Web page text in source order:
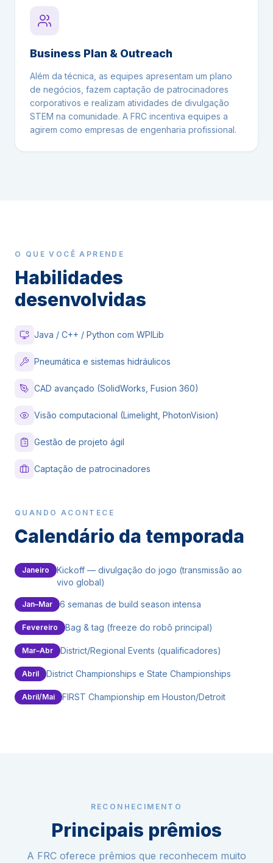
Business Plan & Outreach
Além da técnica, as equipes apresentam um plano
de negócios, fazem captação de patrocinadores
corporativos e realizam atividades de divulgação
STEM na comunidade. A FRC incentiva equipes a
agirem como empresas de engenharia profissional.
O QUE VOCÊ APRENDE
Habilidades
desenvolvidas
Java / C++ / Python com WPILib
Pneumática e sistemas hidráulicos
CAD avançado (SolidWorks, Fusion 360)
Visão computacional (Limelight, PhotonVision)
Gestão de projeto ágil
Captação de patrocinadores
QUANDO ACONTECE
Calendário da temporada
Janeiro
Kickoff — divulgação do jogo (transmissão ao
vivo global)
Jan–Mar 6 semanas de build season intensa
Fevereiro Bag & tag (freeze do robô principal)
Mar–Abr District/Regional Events (qualificadores)
Abril District Championships e State Championships
Abril/Mai FIRST Championship em Houston/Detroit
RECONHECIMENTO
Principais prêmios
A FRC oferece prêmios que reconhecem muito